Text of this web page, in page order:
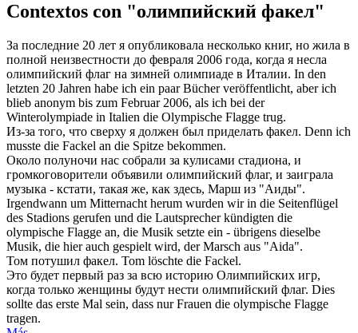
Contextos con "олимпийский факел"
За последние 20 лет я опубликовала несколько книг, но жила в
полной неизвестности до февраля 2006 года, когда я несла
олимпийский флаг на зимней олимпиаде в Италии. In den
letzten 20 Jahren habe ich ein paar Bücher veröffentlicht, aber ich
blieb anonym bis zum Februar 2006, als ich bei der
Winterolympiade in Italien die Olympische Flagge trug.
Из-за того, что сверху я должен был приделать факел. Denn ich
musste die Fackel an die Spitze bekommen.
Около полуночи нас собрали за кулисами стадиона, и
громкоговорители объявили олимпийский флаг, и заиграла
музыка - кстати, такая же, как здесь, Марш из "Аиды".
Irgendwann um Mitternacht herum wurden wir in die Seitenflügel
des Stadions gerufen und die Lautsprecher kündigten die
olympische Flagge an, die Musik setzte ein - übrigens dieselbe
Musik, die hier auch gespielt wird, der Marsch aus "Aida".
Том потушил факел. Tom löschte die Fackel.
Это будет первый раз за всю историю Олимпийских игр,
когда только женщины будут нести олимпийский флаг. Dies
sollte das erste Mal sein, dass nur Frauen die olympische Flagge
tragen.